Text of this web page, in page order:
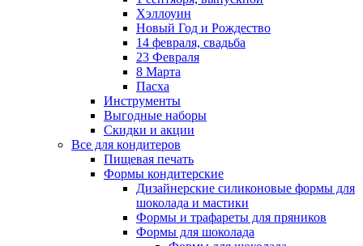
Хэллоуин
Новый Год и Рождество
14 февраля, свадьба
23 Февраля
8 Марта
Пасха
Инструменты
Выгодные наборы
Скидки и акции
Все для кондитеров
Пищевая печать
Формы кондитерские
Дизайнерские силиконовые формы для
шоколада и мастики
Формы и трафареты для пряников
Формы для шоколада